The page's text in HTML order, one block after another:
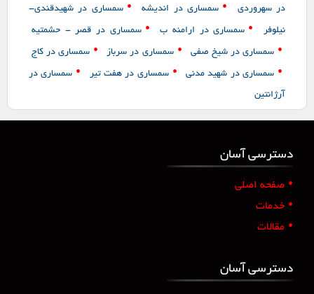
در سهروردی • سمساری در اندیشه • سمساری در شهیدقندی-
نیلوفر • سمساری در ارامنه ب • سمساری در قصر - حشمتیه
• سمساری در شیخ صفی • سمساری در سرباز • سمساری در کاج
• سمساری در شهید مدنی • سمساری در هفت تیر • سمساری در
آرژانتین
دسترسی آسان
• صفحه اصلی
• خدمات
• مقالات
دسترسی آسان